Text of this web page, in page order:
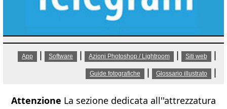
App Software Azioni Photoshop / Lightroom Siti web
Guide fotografiche Glossario illustrato
Attenzione La sezione dedicata all''attrezzatura